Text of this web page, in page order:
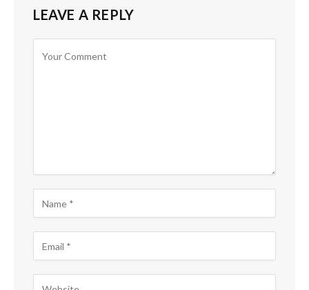
LEAVE A REPLY